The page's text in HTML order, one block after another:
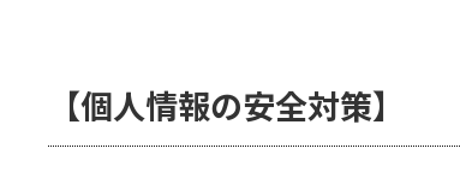
【個人情報の安全対策】